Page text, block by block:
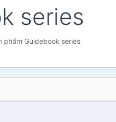
series
phẩm Guidebook series